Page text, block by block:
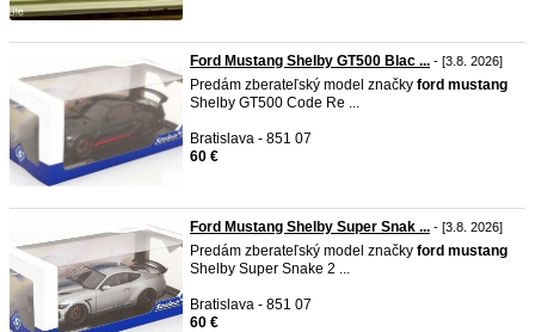
Ford Mustang Shelby GT500 Blac ... - [3.8. 2026]
Predám zberateľský model značky ford mustang
Shelby GT500 Code Re ...
Bratislava - 851 07
60 €
Ford Mustang Shelby Super Snak ... - [3.8. 2026]
Predám zberateľský model značky ford mustang
Shelby Super Snake 2 ...
Bratislava - 851 07
60 €